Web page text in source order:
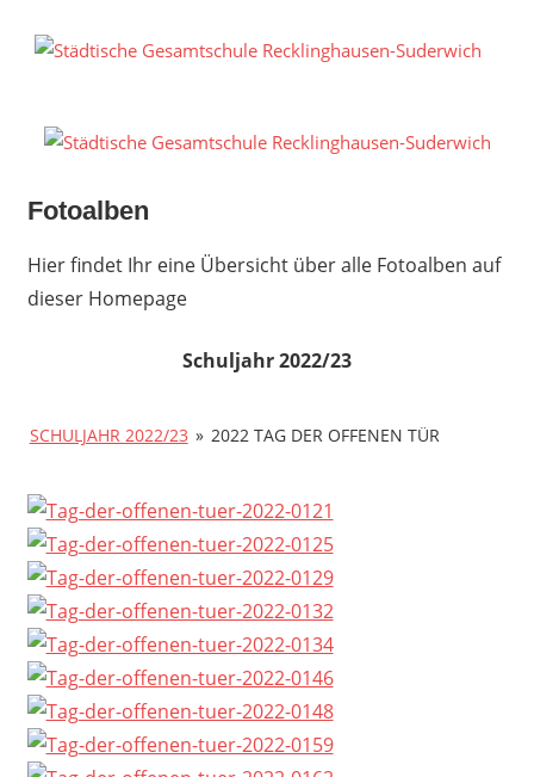
Inhalt
Fotoalben
Hier findet Ihr eine Übersicht über alle Fotoalben auf
dieser Homepage
Schuljahr 2022/23
SCHULJAHR 2022/23 » 2022 TAG DER OFFENEN TÜR